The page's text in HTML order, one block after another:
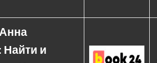
Найти и